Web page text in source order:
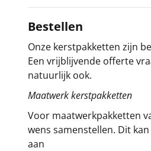
Bestellen
Onze kerstpakketten zijn
Een vrijblijvende offerte
natuurlijk ook.
Maatwerk kerstpakketten
Voor maatwerkpakketten
wens samenstellen. Dit
aan